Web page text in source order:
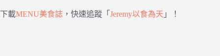
下載MENU美食誌 ，快速追蹤「 Jeremy以食為天 」！